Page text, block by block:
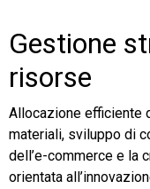
Gestione
risorse
Allocazione efficiente
materiali, sviluppo di
dell’e-commerce e la
orientata